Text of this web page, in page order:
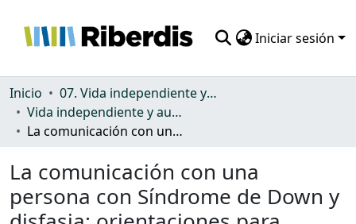
Iniciar sesión
Comunidades
Todo DSpace
Inicio
07. Vida independiente y autonomía personal
Vida independiente y autonomía personal
La comunicación con una persona con Síndrome de Down y disfasia: orientaciones para terapeutas
La comunicación con una
persona con Síndrome de Down y